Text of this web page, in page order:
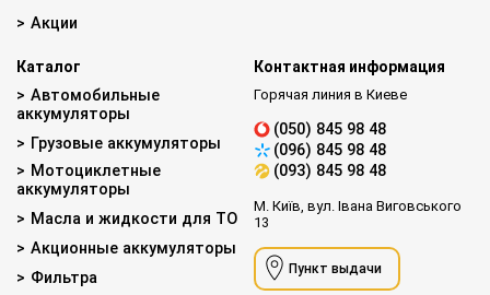
Акции
Каталог
Автомобильные
аккумуляторы
Грузовые аккумуляторы
Мотоциклетные
аккумуляторы
Масла и жидкости для ТО
Акционные аккумуляторы
Фильтра
Контактная информация
Горячая линия в Киеве
(050) 845 98 48
(096) 845 98 48
(093) 845 98 48
М. Київ, вул. Івана Виговського
13
Пункт выдачи